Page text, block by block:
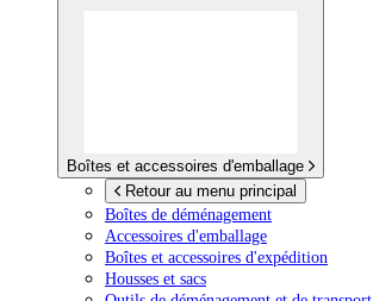
Boîtes et accessoires d'emballage
Retour au menu principal
Boîtes de déménagement
Accessoires d'emballage
Boîtes et accessoires d'expédition
Housses et sacs